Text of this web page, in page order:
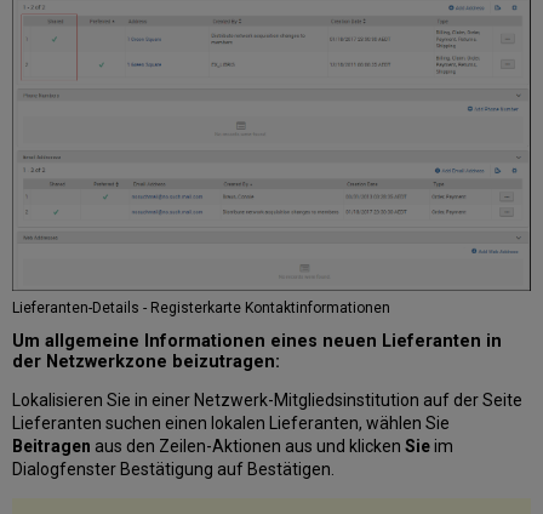
Lieferanten-Details - Registerkarte Kontaktinformationen
Um allgemeine Informationen eines neuen Lieferanten in
der Netzwerkzone beizutragen:
Lokalisieren Sie in einer Netzwerk-Mitgliedsinstitution auf der Seite
Lieferanten suchen einen lokalen Lieferanten, wählen Sie
Beitragen aus den Zeilen-Aktionen aus und klickenSieim
Dialogfenster Bestätigung auf Bestätigen.